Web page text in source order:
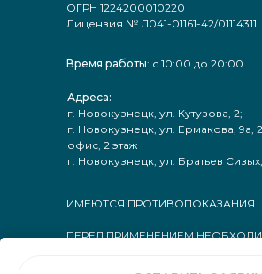
ОГРН 1224200010220
Лицензия № Л041-01161-42/01114311
ИМЕЮТСЯ ПРОТИВОПОКАЗАНИЯ.
ПЕРЕД ПРИМЕНЕНИЕМ
Время работы: с 10:00 до 20:00
Адреса:
г. Новокузнецк, ул. Кутузова, 2;
г. Новокузнецк, ул. Ермакова, 9а,
офис, 2 этаж
г. Новокузнецк, ул. Братьев